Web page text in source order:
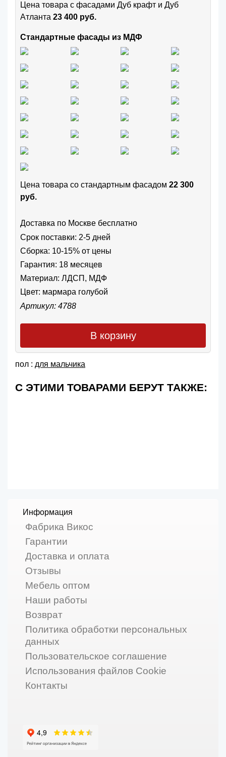
Цена товара с фасадами Дуб крафт и Дуб
Атланта 23 400 руб.
Стандартные фасады из МДФ
Цена товара cо стандартным фасадом 22 300
руб.
Доставка по Москве бесплатно
Срок поставки: 2-5 дней
Сборка: 10-15% от цены
Гарантия: 18 месяцев
Материал: ЛДСП, МДФ
Цвет: мармара голубой
Артикул: 4788
В корзину
пол : для мальчика
С ЭТИМИ ТОВАРАМИ БЕРУТ ТАКЖЕ:
Информация
Фабрика Викос
Гарантии
Доставка и оплата
Отзывы
Мебель оптом
Наши работы
Возврат
Политика обработки персональных
данных
Пользовательское соглашение
Использования файлов Cookie
Контакты